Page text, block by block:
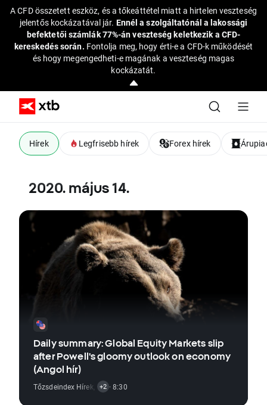
A CFD összetett eszköz, és a tőkeáttétel miatt a hirtelen veszteség
jelentős kockázatával jár. Ennél a szolgáltatónál a lakossági
befektetői számlák 77%-án veszteség keletkezik a CFD-
kereskedés során. Fontolja meg, hogy érti-e a CFD-k működését
és hogy megengedheti-e magának a veszteség magas
kockázatát.
Hírek Legfrisebb hírek Forex hírek
2020. május 14.
Daily summary: Global Equity Markets slip
after Powell's gloomy outlook on economy
(Angol hír)
Tőzsdeindex Hírek Árupiaci Hírek
+2 · 8:30